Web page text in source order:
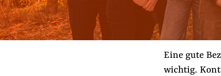
Lobbykontrolle und Regeln
Lobbyismus und Klima
Macht der Digitalkonzerne
Eine gute
wichtig.